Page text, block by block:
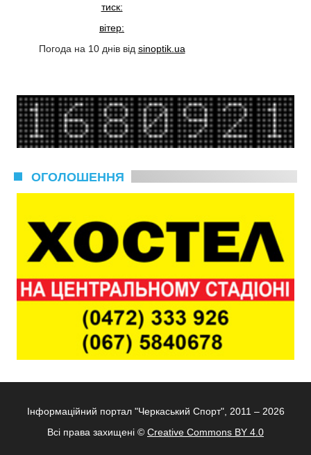
тиск:
вітер:
Погода на 10 днів від sinoptik.ua
ОГОЛОШЕННЯ
Інформаційний портал "Черкаський Спорт", 2011 – 2026
Всі права захищені © Creative Commons BY 4.0